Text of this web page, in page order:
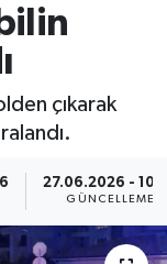
çıkarak
27.06.2026 -
GÜNCELLEME